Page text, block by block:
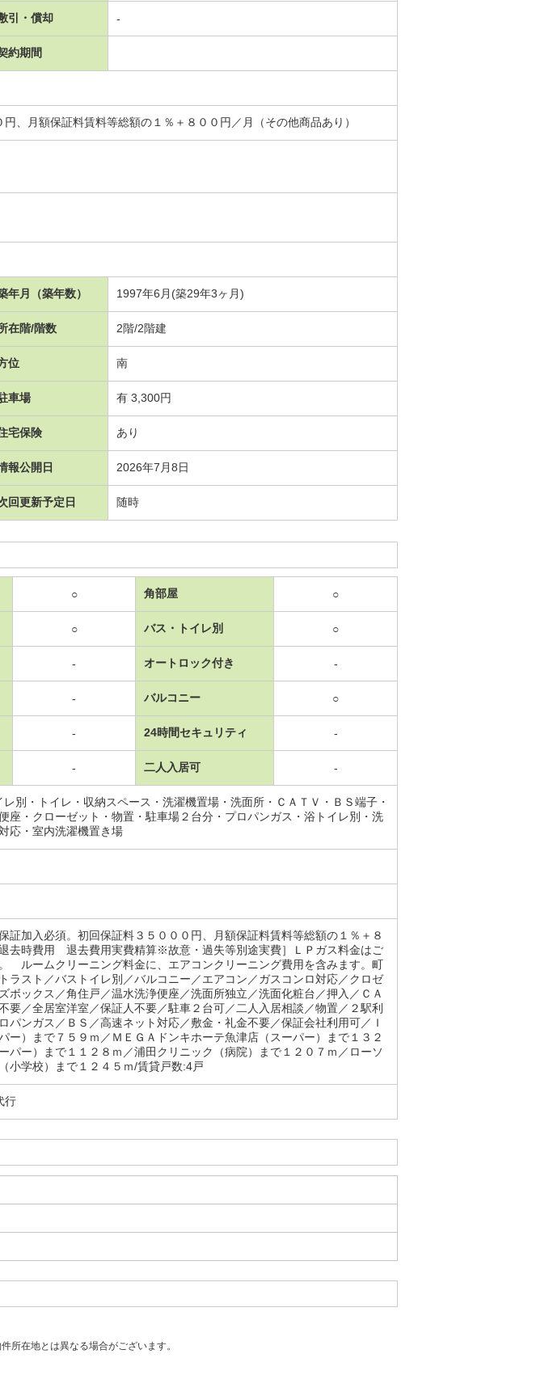
引・償却 -
約期間
、月額保証料賃料等総額の１％＋８００円／月（その他商品あり）
年月（築年数） 1997年6月(築29年3ヶ月)
在階/階数 2階/2階建
位 南
車場 有 3,300円
宅保険 あり
報公開日 2026年7月8日
回更新予定日 随時
○ 角部屋 ○
○ バス・トイレ別 ○
- オートロック付き -
- バルコニー ○
- 24時間セキュリティ -
- 二人入居可 -
別・トイレ・収納スペース・洗濯機置場・洗面所・ＣＡＴＶ・ＢＳ端子・
座・クローゼット・物置・駐車場２台分・プロパンガス・浴トイレ別・洗
応・室内洗濯機置き場
証加入必須。初回保証料３５０００円、月額保証料賃料等総額の１％＋８
去時費用 退去費用実費精算※故意・過失等別途実費］ＬＰガス料金はご
ルームクリーニング料金に、エアコンクリーニング費用を含みます。町
スト／バストイレ別／バルコニー／エアコン／ガスコンロ対応／クロゼ
ボックス／角住戸／温水洗浄便座／洗面所独立／洗面化粧台／押入／ＣＡ
要／全居室洋室／保証人不要／駐車２台可／二人入居相談／物置／２駅利
パンガス／ＢＳ／高速ネット対応／敷金・礼金不要／保証会社利用可／Ｉ
）まで７５９ｍ／ＭＥＧＡドンキホーテ魚津店（スーパー）まで１３２
パー）まで１１２８ｍ／浦田クリニック（病院）まで１２０７ｍ／ローソ
小学校）まで１２４５ｍ/賃貸戸数:4戸
行
所在地とは異なる場合がございます。